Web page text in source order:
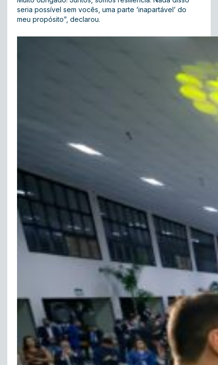
seria possível sem vocês, uma parte ‘inapartável’ do
meu propósito”, declarou.